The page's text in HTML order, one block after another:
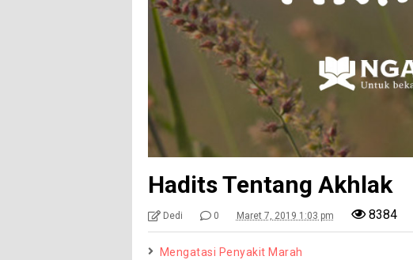
Hadits Tentang Akhlak
Dedi 0 Maret 7, 2019 1:03 pm 8384
Mengatasi Penyakit Marah